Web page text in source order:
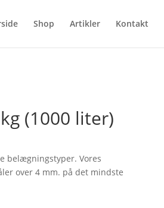
Shop Artikler Kontakt
(1000 liter)
belægningstyper. Vores
over 4 mm. på det mindste